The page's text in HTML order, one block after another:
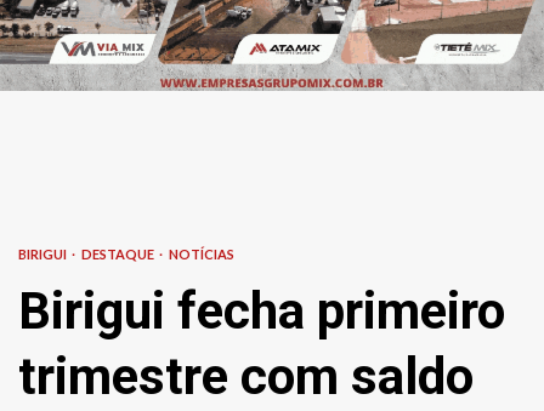
BIRIGUI DESTAQUE NOTÍCIAS
Birigui fecha primeiro
trimestre com saldo